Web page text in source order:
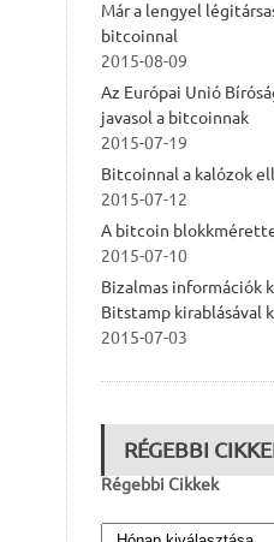
Már a lengyel
bitcoinnal
2015-08-09
Az Európai Unió
javasol a bitcoinnak
2015-07-19
Bitcoinnal a kalózok
2015-07-12
A bitcoin
2015-07-10
Bizalmas információk
Bitstamp kirablásával
2015-07-03
RÉGEBBI
Régebbi Cikkek